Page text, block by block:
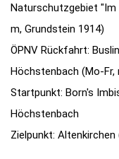
Naturschutzgebiet "Im
m, Grundstein 1914)
ÖPNV Rückfahrt:
Höchstenbach (Mo-Fr,
Startpunkt: Born's
Höchstenbach
Zielpunkt: